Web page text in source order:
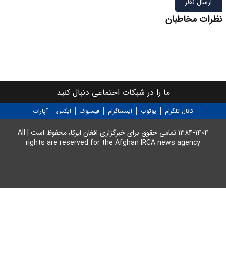
نظرات مخاطبان
ما را در شبکات اجتماعی دنبال کنید
کانال تلگرام یوتوب اینستاگرام فیسبوک ایکس آپارات
1384-1404 تمامی حقوق برای خبرگزاری افغان ایرکا، محفوظ است | All
rights are reserved for the Afghan IRCA news agency